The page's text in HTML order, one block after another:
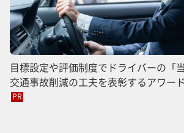
目標設定や評価制度でドライバーの「
交通事故削減の工夫を表彰するアワー
PR